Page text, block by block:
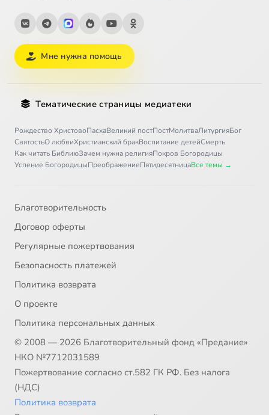
Мне нужна помощь
Тематические страницы медиатеки
Рождество ХристовоПасхаВеликий постПостМолитваЛитургияБог
СвятостьО любвиХристианский бракВоспитание детейСмерть
Как читать БиблиюЗачем нужна религияПокров Богородицы
Успение БогородицыПреображениеПятидесятницаВсе темы →
Благотворительность
Договор оферты
Регулярные пожертвования
Безопасность платежей
Политика возврата
О проекте
Политика персональных данных
© 2008 — 2026 Благотворительный фонд «Предание»
НКО №7712031589
Пожертвование согласно ст.582 ГК РФ. Без налога
(НДС)
Политика возврата